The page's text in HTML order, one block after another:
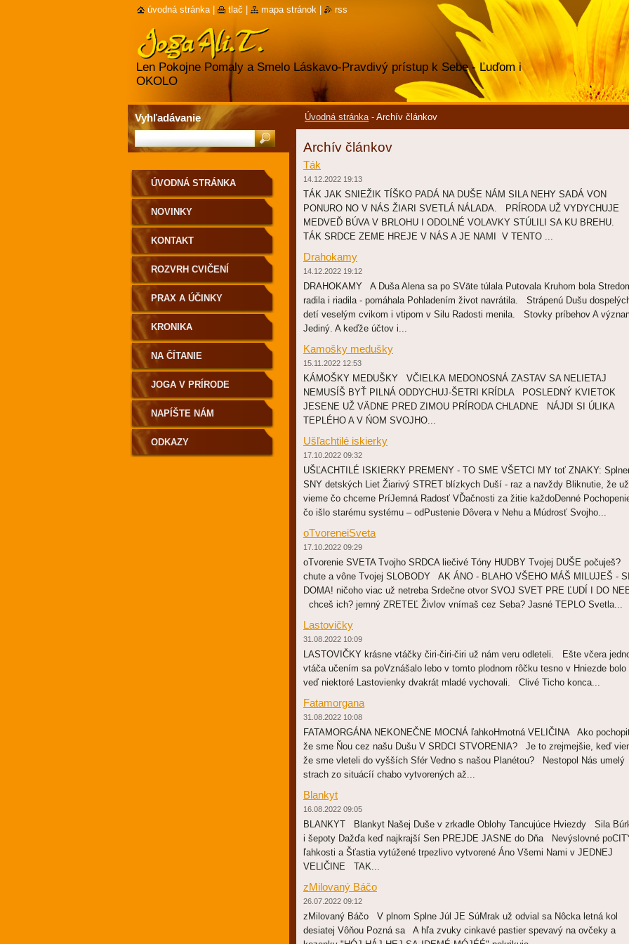
Len Pokojne Pomaly a Smelo Láskavo-Pravdivý prístup k Sebe - Ľuďom i
OKOLO
Úvodná stránka - Archív článkov
Archív článkov
Ták
14.12.2022 19:13
TÁK JAK SNIEŽIK TÍŠKO PADÁ NA DUŠE NÁM SILA NEHY SADÁ VON
PONURO NO V NÁS ŽIARI SVETLÁ NÁLADA. PRÍRODA UŽ VYDYCHUJE
MEDVEĎ BÚVA V BRLOHU I ODOLNÉ VOLAVKY STÚLILI SA KU BREHU.
TÁK SRDCE ZEME HREJE V NÁS A JE NAMI V TENTO ...
Drahokamy
14.12.2022 19:12
DRAHOKAMY A Duša Alena sa po SVäte túlala Putovala Kruhom bola
radila i riadila - pomáhala Pohladením život navrátila. Strápenú Dušu
detí veselým cvikom i vtipom v Silu Radosti menila. Stovky príbehov A
Jediný. A keďže účtov i...
Kamošky medušky
15.11.2022 12:53
KÁMOŠKY MEDUŠKY VČIELKA MEDONOSNÁ ZASTAV SA NELIETAJ
NEMUSÍŠ BYŤ PILNÁ ODDYCHUJ-ŠETRI KRÍDLA POSLEDNÝ KVIETOK
JESENE UŽ VÄDNE PRED ZIMOU PRÍRODA CHLADNE NÁJDI SI ÚLIKA
TEPLÉHO A V ŃOM SVOJHO...
Ušľachtilé iskierky
17.10.2022 09:32
UŠĽACHTILÉ ISKIERKY PREMENY - TO SME VŠETCI MY toť ZNAKY:
SNY detských Liet Žiarivý STRET blízkych Duší - raz a navždy Bliknutie, že už
vieme čo chceme PríJemná Radosť VĎačnosti za žitie každoDenné
čo išlo starému systému – odPustenie Dôvera v Nehu a Múdrosť Svojho...
oTvoreneiSveta
17.10.2022 09:29
oTvorenie SVETA Tvojho SRDCA liečivé Tóny HUDBY Tvojej DUŠE počuješ?
chute a vône Tvojej SLOBODY AK ÁNO - BLAHO VŠEHO MÁŠ MILUJEŠ - SI
DOMA! ničoho viac už netreba Srdečne otvor SVOJ SVET PRE ĽUDÍ I DO
chceš ich? jemný ZRETEĽ Živlov vnímaš cez Seba? Jasné TEPLO Svetla...
Lastovičky
31.08.2022 10:09
LASTOVIČKY krásne vtáčky čiri-čiri-čiri už nám veru odleteli. Ešte včera
vtáča učením sa poVznášalo lebo v tomto plodnom rôčku tesno v Hniezde bolo
veď niektoré Lastovienky dvakrát mladé vychovali. Clivé Ticho konca...
Fatamorgana
31.08.2022 10:08
FATAMORGÁNA NEKONEČNE MOCNÁ ľahkoHmotná VELIČINA Ako
že sme Ňou cez našu Dušu V SRDCI STVORENIA? Je to zrejmejšie, keď
že sme vleteli do vyšších Sfér Vedno s našou Planétou? Nestopol Nás umelý
strach zo situácíí chabo vytvorených až...
Blankyt
16.08.2022 09:05
BLANKYT Blankyt Našej Duše v zrkadle Oblohy Tancujúce Hviezdy Sila
i šepoty Dažďa keď najkrajší Sen PREJDE JASNE do Dňa Nevýslovné
ľahkosti a Šťastia vytúžené trpezlivo vytvorené Áno Všemi Nami v JEDNEJ
VELIČINE TAK...
zMilovaný Báčo
26.07.2022 09:12
zMilovaný Báčo V plnom Splne Júl JE SúMrak už odvial sa Nôcka letná kol
desiatej Vôňou Pozná sa A hľa zvuky cinkavé pastier spevavý na ovčeky a
ÚVODNÁ STRÁNKA
NOVINKY
KONTAKT
ROZVRH CVIČENÍ
PRAX A ÚČINKY
KRONIKA
NA ČÍTANIE
JOGA V PRÍRODE
NAPÍŠTE NÁM
ODKAZY
Vyhľadávanie
úvodná stránka tlač mapa stránok rss